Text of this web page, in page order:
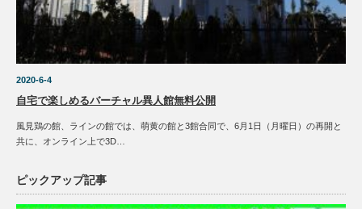
2020-6-4
自宅で楽しめるバーチャル異人館無料公開
風見鶏の館、ラインの館では、萌黄の館と3館合同で、6月1日（月曜日）の再開と
共に、オンライン上で3D…
ピックアップ記事